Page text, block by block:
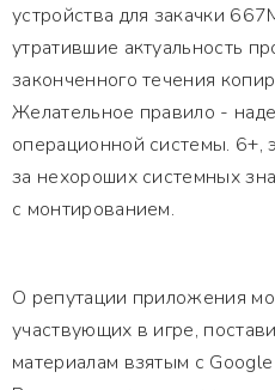
устройства для закачки
утратившие актуальность
законченного течения
Желательное правило -
операционной системы. 6+,
за нехороших системных
с монтированием.
О репутации приложения
участвующих в игре,
материалам взятым с